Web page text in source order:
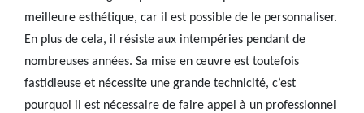
meilleure esthétique, car il est possible de le personnaliser.
En plus de cela, il résiste aux intempéries pendant de
nombreuses années. Sa mise en œuvre est toutefois
fastidieuse et nécessite une grande technicité, c’est
pourquoi il est nécessaire de faire appel à un professionnel